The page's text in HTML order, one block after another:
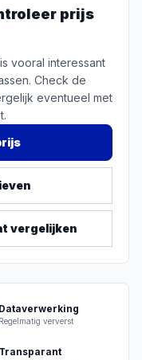
prijs
vooral interessant
Check de
eventueel met
vergelijken
Dataverwerking
Regelmatig ververst
Transparant